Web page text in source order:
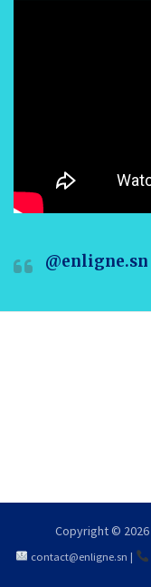
@enligne.sn
Copyright © 2026
contact@enligne.sn |